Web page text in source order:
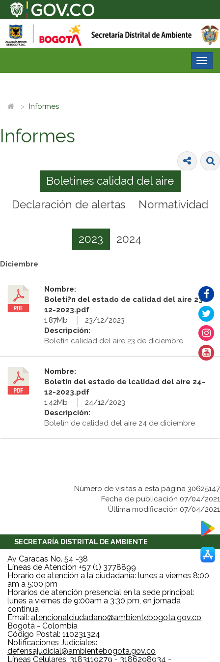
Informes
Informes
Boletines calidad del aire
Declaración de alertas
Normatividad
2023 2024
Diciembre
Nombre:
Boleti?n del estado de calidad del aire 23-
12-2023.pdf
1.87Mb
23/12/2023
Descripción:
Boletín calidad del aire 23 de diciembre
Nombre:
Boletín del estado de lcalidad del aire 24-
12-2023.pdf
1.42Mb
24/12/2023
Descripción:
Boletín de calidad del aire 24 de diciembre
Número de visitas a esta página 30625147
Fecha de publicación 07/04/2021
Última modificación 07/04/2021
SECRETARÍA DISTRITAL DE AMBIENTE
Av Caracas No. 54 -38
Líneas de Atención +57 (1) 3778899
Horario de atención a la ciudadanía: lunes a viernes 8:00
am a 5:00 pm
Horarios de atención presencial en la sede principal:
lunes a viernes de 9:00am a 3:30 pm, en jornada
continua
Email: atencionalciudadano@ambientebogota.gov.co
Bogotá - Colombia
Código Postal: 110231324
Notificaciones Judiciales:
defensajudicial@ambientebogota.gov.co
Líneas Celulares: 3183119279 - 3186298934 -